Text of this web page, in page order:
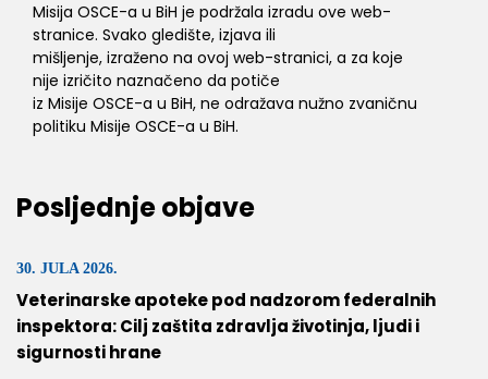
Misija OSCE-a u BiH je podržala izradu ove web-
stranice. Svako gledište, izjava ili
mišljenje, izraženo na ovoj web-stranici, a za koje
nije izričito naznačeno da potiče
iz Misije OSCE-a u BiH, ne odražava nužno zvaničnu
politiku Misije OSCE-a u BiH.
Posljednje objave
30. JULA 2026.
Veterinarske apoteke pod nadzorom federalnih
inspektora: Cilj zaštita zdravlja životinja, ljudi i
sigurnosti hrane